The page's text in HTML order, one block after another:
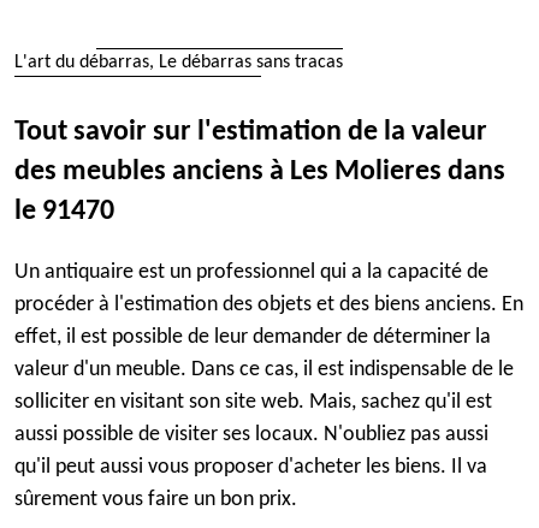
L'art du débarras, Le débarras sans tracas
Tout savoir sur l'estimation de la valeur
des meubles anciens à Les Molieres dans
le 91470
Un antiquaire est un professionnel qui a la capacité de
procéder à l'estimation des objets et des biens anciens. En
effet, il est possible de leur demander de déterminer la
valeur d'un meuble. Dans ce cas, il est indispensable de le
solliciter en visitant son site web. Mais, sachez qu'il est
aussi possible de visiter ses locaux. N'oubliez pas aussi
qu'il peut aussi vous proposer d'acheter les biens. Il va
sûrement vous faire un bon prix.